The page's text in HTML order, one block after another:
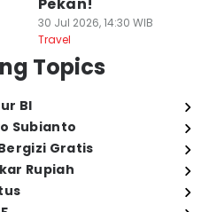
30 Jul 2026, 14:30 WIB
Travel
Topics
BI
Subianto
Gratis
Rupiah